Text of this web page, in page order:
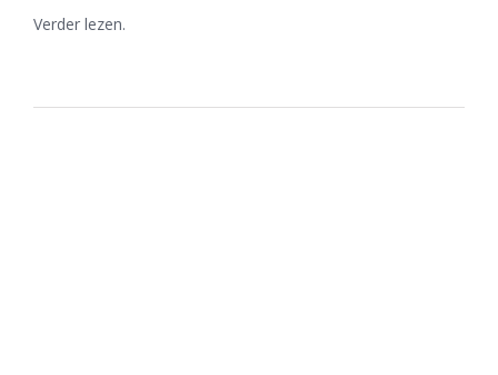
Verder lezen.